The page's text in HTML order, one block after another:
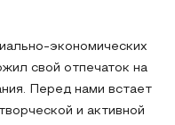
экономических
свой отпечаток на
Перед нами встает
и активной